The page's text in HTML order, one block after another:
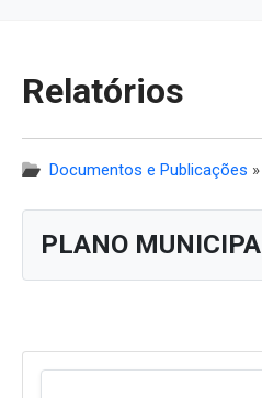
Relatórios
Documentos e Publicações »